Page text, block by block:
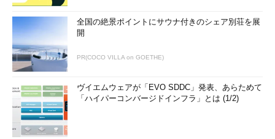
全国の絶景ポイントにサウナ付きのシェア別荘を展
開
PR(COCO VILLA on GOETHE)
ヴイエムウェアが「EVO SDDC」発表、あらためて
「ハイパーコンバージドインフラ」とは (1/2)